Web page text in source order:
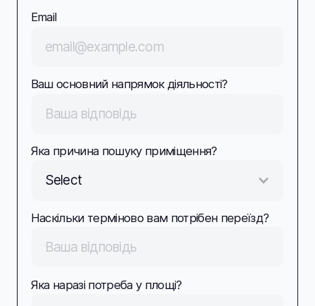
Email
Ваш основний напрямок діяльності?
Яка причина пошуку приміщення?
Select
Наскільки терміново вам потрібен переїзд?
Яка наразі потреба у площі?